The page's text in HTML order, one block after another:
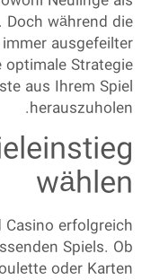
Doch während die
ausgefeilter
optimale Strategie
aus Ihrem Spiel
herauszuholen.
wählen
Casinoerfolgreich
Spiels. Ob
oder Karten